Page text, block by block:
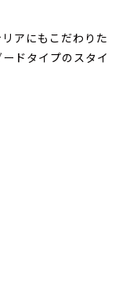
アにもこだわりた
ドタイプのスタイ